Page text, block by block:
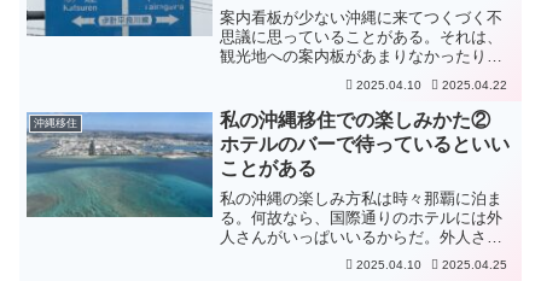
案内看板が少ない沖縄に来てつくづく不
思議に思っていることがある。それは、
観光地への案内板があまりなかったり、
あっても日で焼けて真っ白くなって読め
なかったり、看板が小さかったり、観光
地へ向かう歩道は雑草まみれだったりす
ることだ。もう少し案内板...
2025.04.10 2025.04.22
沖縄移住
私の沖縄移住での楽しみかた②
ホテルのバーで待っているといい
ことがある
私の沖縄の楽しみ方私は時々那覇に泊ま
る。何故なら、国際通りのホテルには外
人さんがいっぱいいるからだ。外人さん
と、言ってもアジア圏の人には話しかけ
ない。何故なら、なんか怖いから。ター
2025.04.10 2025.04.25